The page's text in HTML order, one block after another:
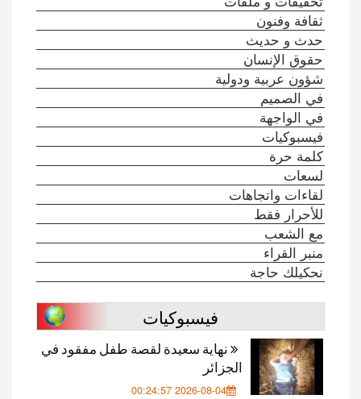
ثقافة وفنون
حدث و حديث
حقوق الإنسان
شؤون عربية ودولية
في الصميم
في الواجهة
فيسبوكيات
كلمة حرة
لسعات
لقاءات واتجاهات
للأحرار فقط
مع الشعب
منبر القراء
نحكيلك حاجة
فيسبوكيات
نهاية سعيدة لقصة طفل مفقود في
الجزائر
2026-08-04 00:24:57